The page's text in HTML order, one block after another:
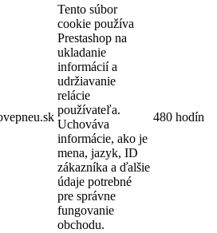
Tento súbor
cookie používa
Prestashop na
ukladanie
informácií a
udržiavanie
relácie
používateľa.
Uchováva
informácie, ako je
mena, jazyk, ID
zákazníka a ďalšie
údaje potrebné
pre správne
fungovanie
obchodu.
480 hodín